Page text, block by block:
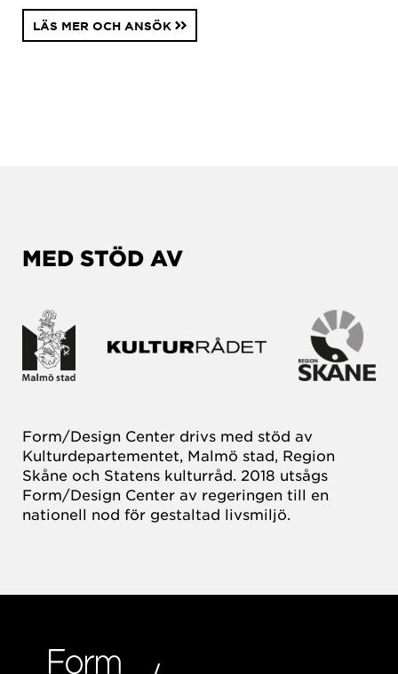
LÄS MER OCH ANSÖK
MED STÖD AV
Form/Design Center drivs med stöd av
Kulturdepartementet, Malmö stad, Region
Skåne och Statens kulturråd. 2018 utsågs
Form/Design Center av regeringen till en
nationell nod för gestaltad livsmiljö.